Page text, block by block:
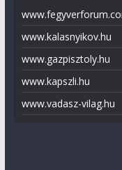
www.kalasnyikov.hu
www.gazpisztoly.hu
www.kapszli.hu
www.vadasz-vilag.hu